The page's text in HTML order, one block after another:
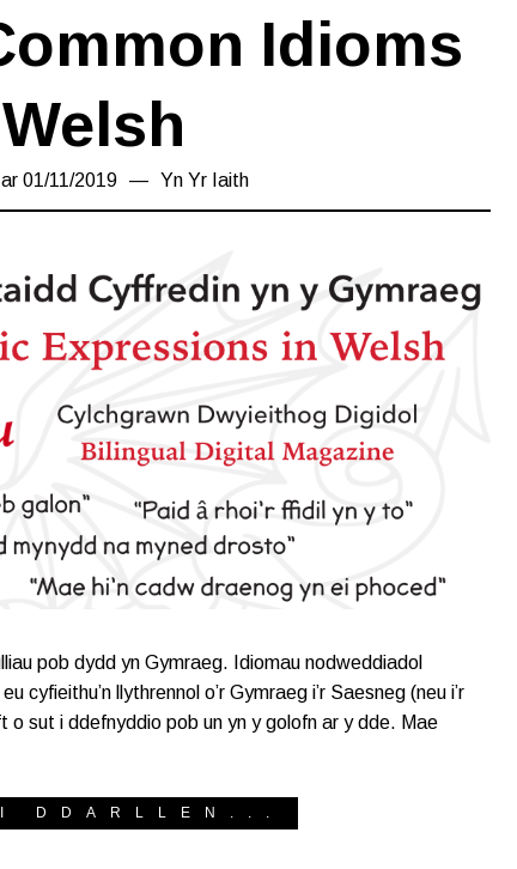
Idioms
01/11/2019 08/11/2019
Yn Yr Iaith
pob dydd yn Gymraeg. Idiomau nodweddiadol
cyfieithu’n llythrennol o’r Gymraeg i’r Saesneg (neu i’r
sut i ddefnyddio pob un yn y golofn ar y dde. Mae
I DDARLLEN...